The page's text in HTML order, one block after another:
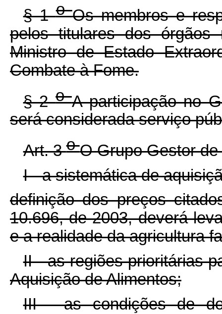
§ 1oOs membros e
pelos titulares dos órgãos
Ministro de Estado
Combate à Fome.
§ 2oA participação no
será considerada serviço
Art. 3oO Grupo Gestor
I - a sistemática de
definição dos preços
10.696, de 2003, deverá
e a realidade da agricultura
II - as regiões prioritárias
Aquisição de Alimentos;
III - as condições de